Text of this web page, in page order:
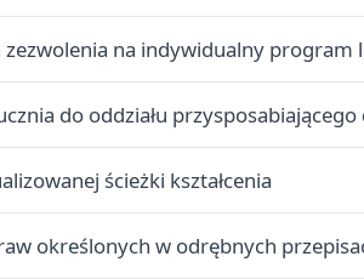
zezwolenia na indywidualny program
do oddziału
ścieżki kształcenia
określonych w odrębnych